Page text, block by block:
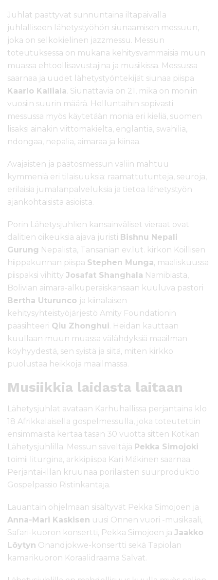
Juhlat päättyvät sunnuntaina iltapäivällä
juhlalliseen lähetystyöhön siunaamisen messuun,
joka on selkokielinen jazzmessu. Messun
toteutuksessa on mukana kehitysvammaisia muun
muassa ehtoollisavustajina ja musiikissa. Messussa
saarnaa ja uudet lähetystyöntekijät siunaa piispa
Kaarlo Kalliala. Siunattavia on 21, mikä on moniin
vuosiin suurin määrä. Helluntaihin sopivasti
messussa myös käytetään monia eri kieliä, suomen
lisäksi ainakin viittomakieltä, englantia, swahilia,
ndongaa, nepalia, aimaraa ja kiinaa.
Avajaisten ja päätösmessun väliin mahtuu
kymmeniä eri tilaisuuksia: raamattutunteja, seuroja,
erilaisia jumalanpalveluksia ja tietoa lähetystyön
ajankohtaisista asioista.
Porin Lähetysjuhlien kansainväliset vieraat ovat
dalitien oikeuksia ajava juristi Bishnu Nepali
Gurung Nepalista, Tansanian ev.lut. kirkon Koillisen
hiippakunnan piispa Stephen Munga, maaliskuussa
piispaksi vihitty Josafat Shanghala Namibiasta,
Bolivian aimara-alkuperäiskansaan kuuluva pastori
Bertha Uturunco ja kiinalaisen
kehitysyhteistyöjärjestö Amity Foundationin
pääsihteeri Qiu Zhonghui. Heidän kauttaan
kuullaan muun muassa välähdyksiä maailman
köyhyydestä, sen syistä ja siitä, miten kirkko
puolustaa heikkoja maailmassa.
Musiikkia laidasta laitaan
Lähetysjuhlat avataan Karhuhallissa perjantaina klo
18 Afrikkalaisella gospelmessulla, joka toteutettiin
ensimmäistä kertaa tasan 30 vuotta sitten Kotkan
Lähetysjuhlilla. Messun säveltäjä Pekka Simojoki
toimii liturgina, arkkipiispa Kari Mäkinen saarnaa.
Perjantai-illan kruunaa porilaisten suurproduktio
Gospelpassio Ristinkantaja.
Lauantain ohjelmaan sisältyvät Pekka Simojoen ja
Anna-Mari Kaskisen uusi Onnen vuori -musikaali,
Safari-kuoron konsertti, Pekka Simojoen ja Jaakko
Löytyn Onandjokwe-konsertti sekä Tapiolan
kamarikuoron Koraalidraama Salvat.